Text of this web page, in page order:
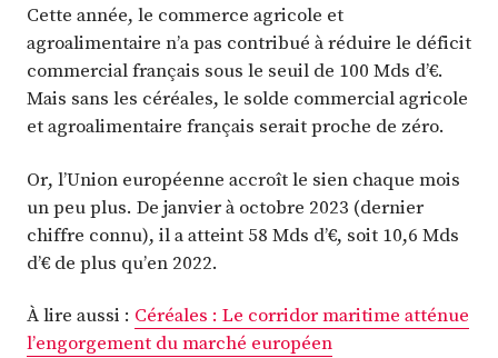
Cette année, le commerce agricole et
agroalimentaire n’a pas contribué à réduire le déficit
commercial français sous le seuil de 100 Mds d’€.
Mais sans les céréales, le solde commercial agricole
et agroalimentaire français serait proche de zéro.
Or, l’Union européenne accroît le sien chaque mois
un peu plus. De janvier à octobre 2023 (dernier
chiffre connu), il a atteint 58 Mds d’€, soit 10,6 Mds
d’€ de plus qu’en 2022.
À lire aussi : Céréales : Le corridor maritime atténue
l’engorgement du marché européen